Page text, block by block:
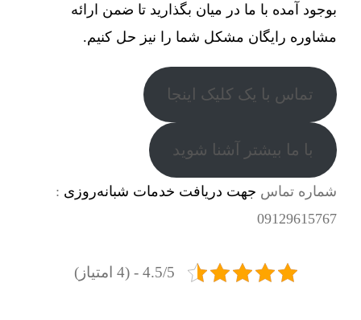
بوجود آمده با ما در میان بگذارید تا ضمن ارائه
مشاوره رایگان مشکل شما را نیز حل کنیم.
تماس با یک کلیک اینجا
با ما بیشتر آشنا شوید
شماره تماس جهت دریافت خدمات شبانه‌روزی :
09129615767
4.5/5 - (4 امتیاز)